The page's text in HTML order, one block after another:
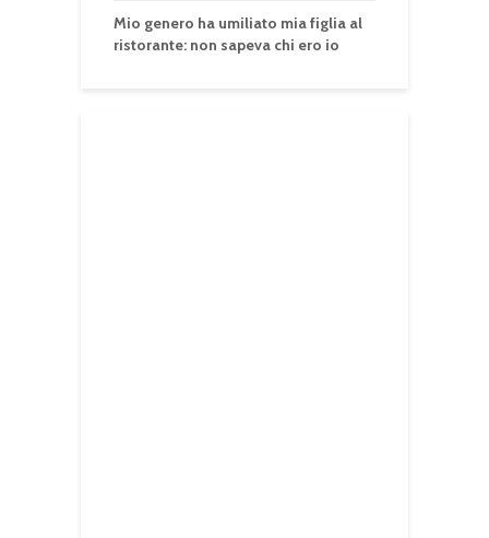
Mio genero ha umiliato mia figlia al
ristorante: non sapeva chi ero io